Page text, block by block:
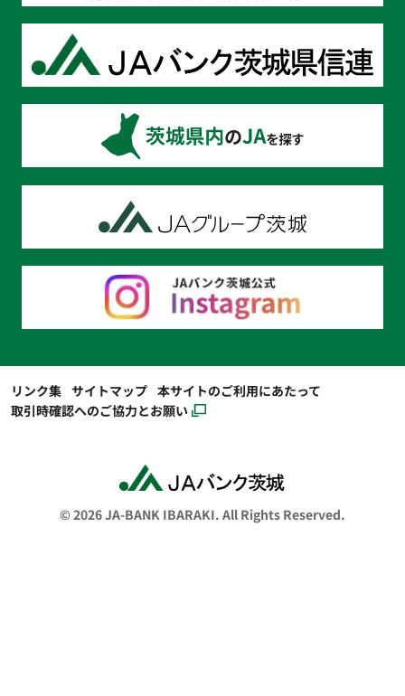
リンク集 サイトマップ 本サイトのご利用にあたって
取引時確認へのご協力とお願い
© 2026 JA-BANK IBARAKI. All Rights Reserved.